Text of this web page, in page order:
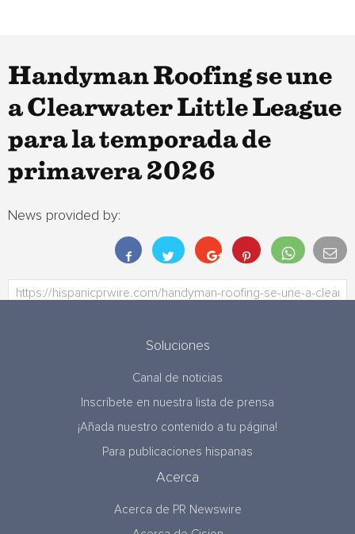
Handyman Roofing se une
a Clearwater Little League
para la temporada de
primavera 2026
News provided by:
Soluciones
Canal de noticias
Inscríbete en nuestra lista de prensa
¡Añada nuestro contenido a tu página!
Para publicaciones hispanas
Acerca
Acerca de PR Newswire